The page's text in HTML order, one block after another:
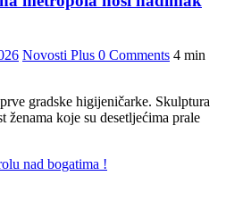
Novosti Plus 0 Comments 4 min
gradske higijeničarke. Skulptura
ženama koje su desetljećima prale